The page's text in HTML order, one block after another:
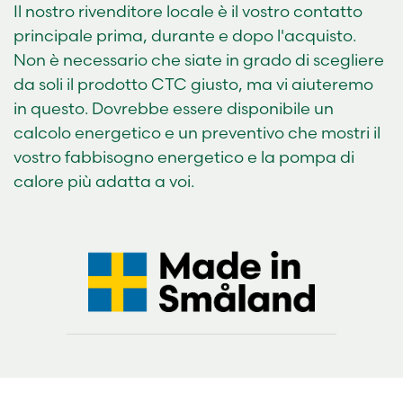
Il nostro rivenditore locale è il vostro contatto
principale prima, durante e dopo l'acquisto.
Non è necessario che siate in grado di scegliere
da soli il prodotto CTC giusto, ma vi aiuteremo
in questo. Dovrebbe essere disponibile un
calcolo energetico e un preventivo che mostri il
vostro fabbisogno energetico e la pompa di
calore più adatta a voi.